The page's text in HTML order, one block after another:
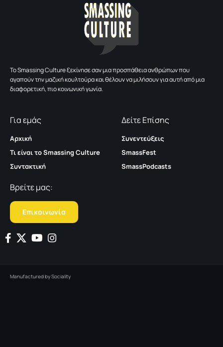
To Smassing Culture ξεκίνησε σαν μια προσπάθεια ανθρώπων που
αγαπούν την μαζική κουλτούρα και θέλουν να μιλήσουν για αυτή από μια
διαφορετική, πιο κοινωνική γωνία.
Για εμάς
Αρχική
Τι είναι το Smassing Culture
Συντακτική
Δείτε Επίσης
Συνεντεύξεις
SmassFest
SmassPodcasts
Βρείτε μας:
Επικοινωνία
Manufactured bySociality